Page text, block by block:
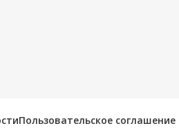
Пользовательское соглашение